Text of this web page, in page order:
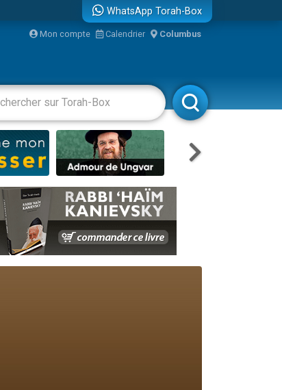
WhatsApp Torah-Box
Mon compte Calendrier Columbus
Divertissements Livres Rabbanim